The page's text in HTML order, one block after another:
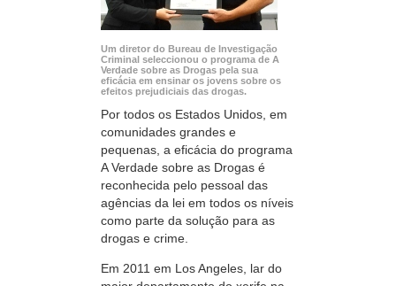
Um diretor do Bureau de Investigação
Criminal seleccionou o programa de A
Verdade sobre as Drogas pela sua
eficácia em ensinar os jovens sobre os
efeitos prejudiciais das drogas.
Por todos os Estados Unidos, em
comunidades grandes e
pequenas, a eficácia do programa
A Verdade sobre as Drogas é
reconhecida pelo pessoal das
agências da lei em todos os níveis
como parte da solução para as
drogas e crime.
Em 2011 em Los Angeles, lar do